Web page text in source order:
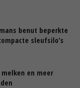
benut beperkte
sleufsilo’s
en meer